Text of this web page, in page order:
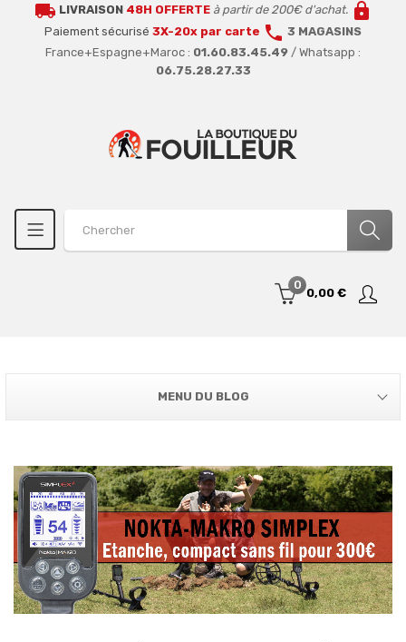
local_shipping LIVRAISON 48H OFFERTE à partir de 200€ d'achat. lock
Paiement sécurisé 3X-20x par carte call 3 MAGASINS
France+Espagne+Maroc : 01.60.83.45.49 / Whatsapp :
06.75.28.27.33
0
0,00 €
MENU DU BLOG